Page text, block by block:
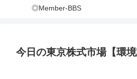
◎Member-BBS
今日の東京株式市場【環境